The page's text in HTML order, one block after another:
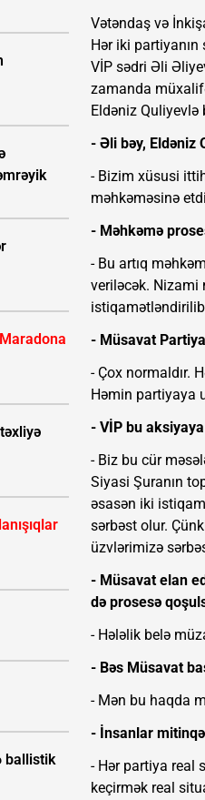
Maradona
ballistik
Vətəndaş və
Hər iki
VİP sədri Əli
zamanda
Eldəniz Quliyevlə
- Əli bəy, Eldəniz
- Bizim xüsusi
məhkəməsinə
- Məhkəmə
- Bu artıq
veriləcək. Nizami
- Müsavat
- Çox normaldır.
Həmin partiyaya
- VİP bu
- Biz bu cür
Siyasi Şuranın
əsasən iki
sərbəst olur.
üzvlərimizə
- Müsavat elan
də prosesə
- Hələlik belə
- Bəs Müsavat
- Mən bu haqda
- İnsanlar
- Hər partiya real
keçirmək real